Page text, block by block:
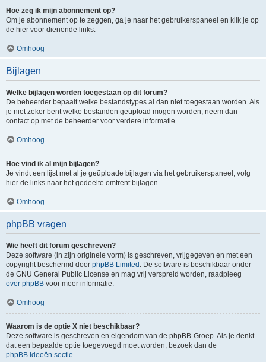
Hoe zeg ik mijn abonnement op?
Om je abonnement op te zeggen, ga je naar het gebruikerspaneel en klik je op
de hier voor dienende links.
Omhoog
Bijlagen
Welke bijlagen worden toegestaan op dit forum?
De beheerder bepaalt welke bestandstypes al dan niet toegestaan worden. Als
je niet zeker bent welke bestanden geüpload mogen worden, neem dan
contact op met de beheerder voor verdere informatie.
Omhoog
Hoe vind ik al mijn bijlagen?
Je vindt een lijst met al je geüploade bijlagen via het gebruikerspaneel, volg
hier de links naar het gedeelte omtrent bijlagen.
Omhoog
phpBB vragen
Wie heeft dit forum geschreven?
Deze software (in zijn originele vorm) is geschreven, vrijgegeven en met een
copyright beschermd door phpBB Limited . De software is beschikbaar onder
de GNU General Public License en mag vrij verspreid worden, raadpleeg
over phpBB voor meer informatie.
Omhoog
Waarom is de optie X niet beschikbaar?
Deze software is geschreven en eigendom van de phpBB-Groep. Als je denkt
dat een bepaalde optie toegevoegd moet worden, bezoek dan de
phpBB Ideeën sectie.